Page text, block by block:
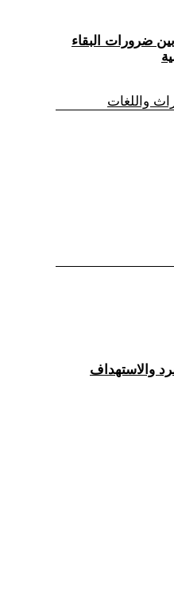
ضرورات البقاء
واللغات
والاستهداف